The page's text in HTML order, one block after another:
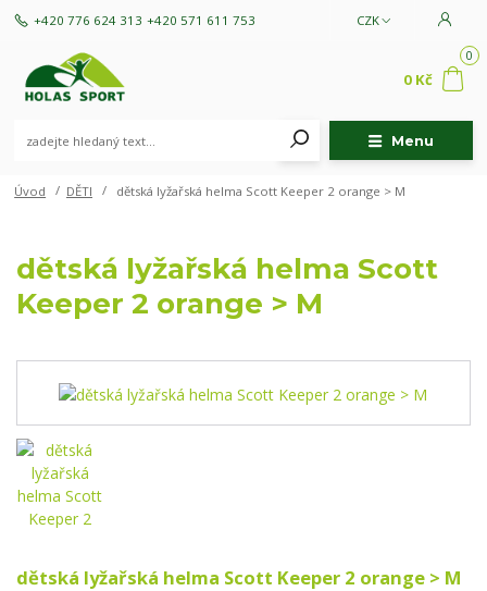
Menu
CZK
+420 776 624 313 +420 571 611 753
0
0 Kč
Úvod DĚTI dětská lyžařská helma Scott Keeper 2 orange > M
dětská lyžařská helma Scott
Keeper 2 orange > M
dětská lyžařská helma Scott Keeper 2 orange > M